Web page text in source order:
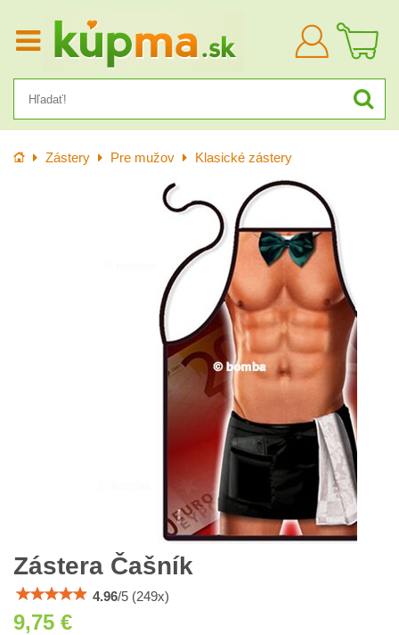
Prihlásiť
sa
Úvod Zástery Pre mužov Klasické zástery
Zástera Čašník
4.96/5 (249x)
9,75 €